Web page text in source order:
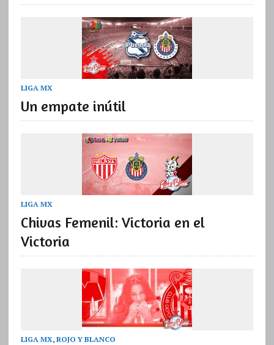
LIGA MX
Un empate inútil
LIGA MX
Chivas Femenil: Victoria en el
Victoria
LIGA MX, ROJO Y BLANCO